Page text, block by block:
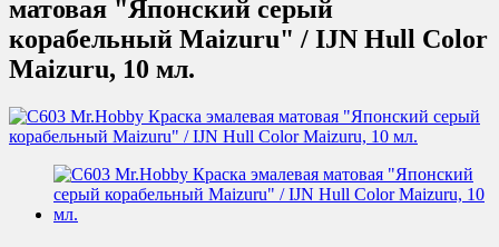
матовая "Японский серый
корабельный Maizuru" / IJN Hull Color
Maizuru, 10 мл.